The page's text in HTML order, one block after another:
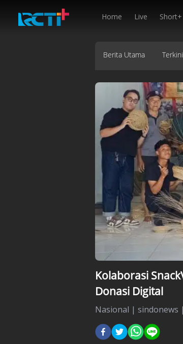
Home Live Short+
Berita Utama Terkini
Kolaborasi
Donasi Digital
Nasional | sindonews |